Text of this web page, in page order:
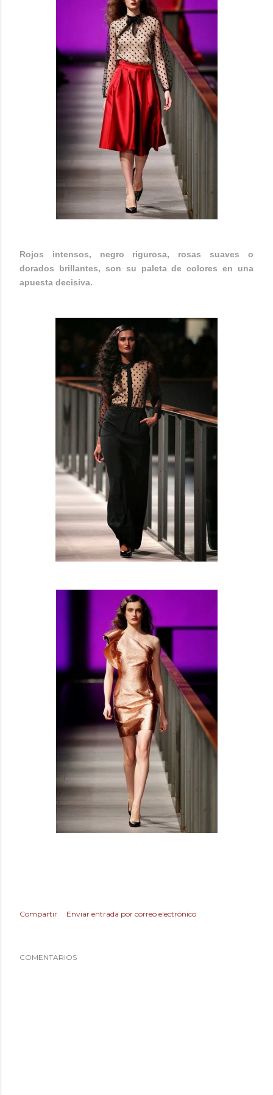
Rojos intensos, negro rigurosa, rosas suaves o
dorados brillantes, son su paleta de colores en una
apuesta decisiva.
Compartir Enviar entrada por correo electrónico
COMENTARIOS